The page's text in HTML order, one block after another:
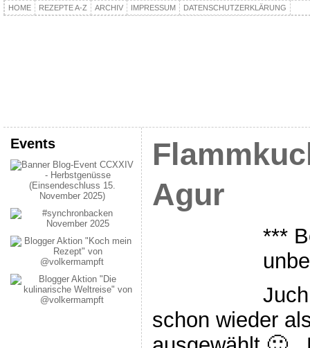
HOME REZEPTE A-Z ARCHIV IMPRESSUM DATENSCHUTZERKLÄRUNG
Events
Agur
***
schon wieder